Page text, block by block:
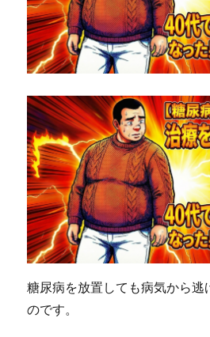
糖尿病を放置しても病気から逃
のです。